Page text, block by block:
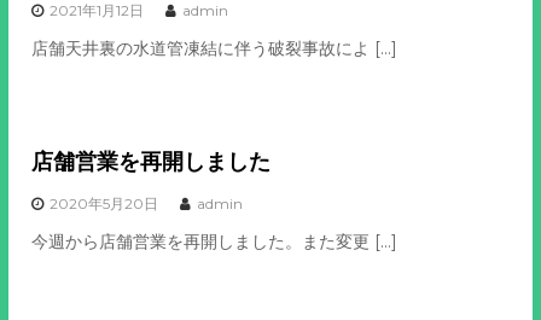
2021年1月12日 admin
店舗天井裏の水道管凍結に伴う破裂事故によ […]
店舗営業を再開しました
2020年5月20日 admin
今週から店舗営業を再開しました。また変更 […]